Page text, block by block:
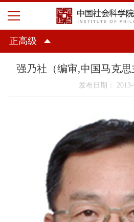
正高级
强乃社（编审,中国马克思
发布日期：